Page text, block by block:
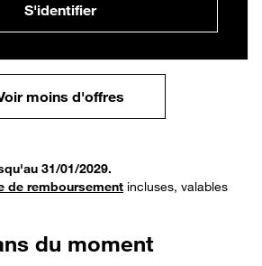
S'identifier
moins d'offres
31/01/2029.
de remboursement incluses, valables
du moment